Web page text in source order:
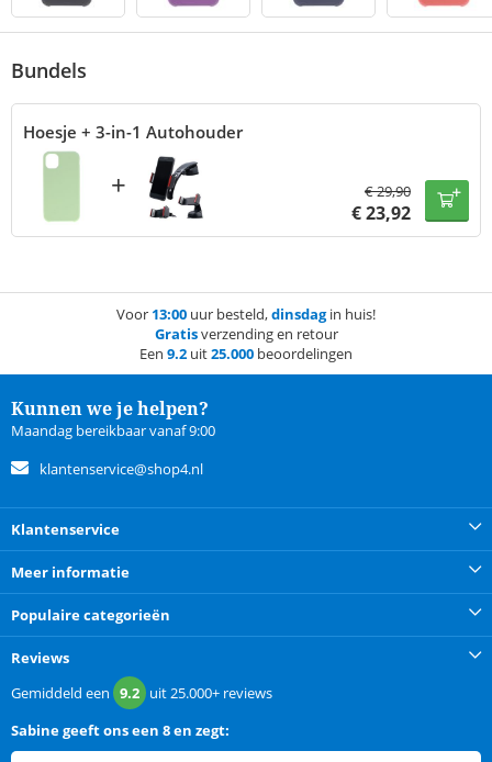
Bundels
Hoesje + 3-in-1 Autohouder
+ €29,90
€23,92
Voor 13:00 uur besteld,dinsdagin huis!
Gratisverzending en retour
Een 9.2 uit25.000 beoordelingen
Kunnen we je helpen?
Maandag bereikbaar vanaf 9:00
klantenservice@shop4.nl
Klantenservice
Meer informatie
Populaire categorieën
Reviews
Gemiddeld een 9.2 uit25.000+ reviews
Sabinegeeft ons een 8 en zegt: